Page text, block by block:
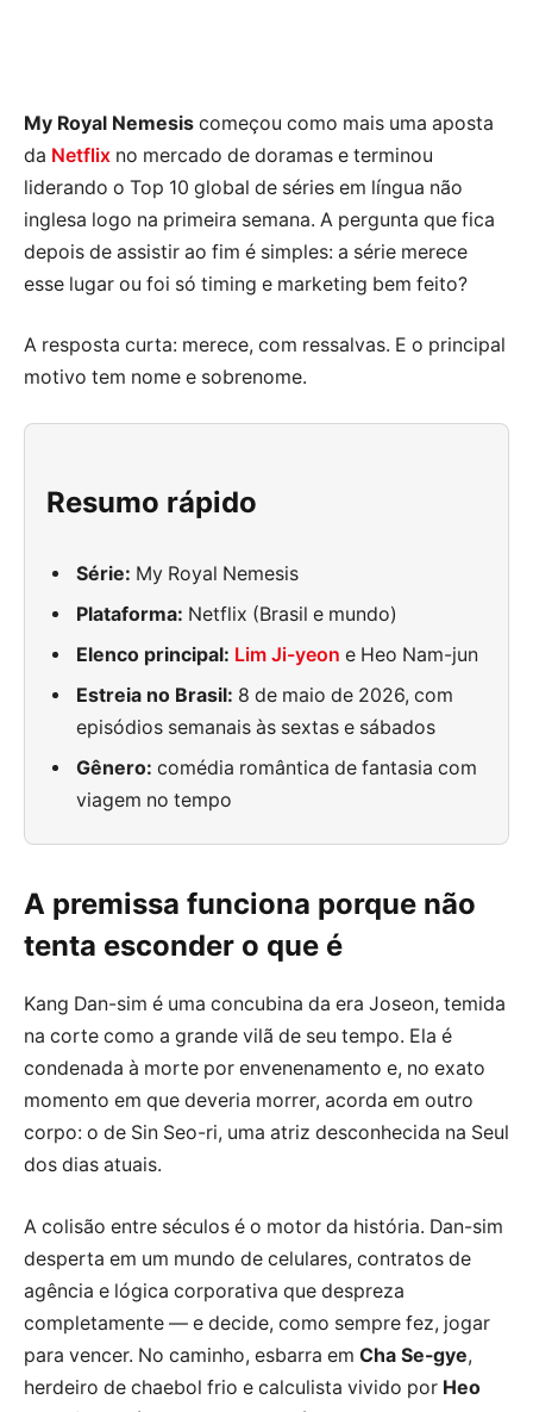
My Royal Nemesis começou como mais uma aposta
da Netflix no mercado de doramas e terminou
liderando o Top 10 global de séries em língua não
inglesa logo na primeira semana. A pergunta que fica
depois de assistir ao fim é simples: a série merece
esse lugar ou foi só timing e marketing bem feito?
A resposta curta: merece, com ressalvas. E o principal
motivo tem nome e sobrenome.
Resumo rápido
Série: My Royal Nemesis
Plataforma: Netflix (Brasil e mundo)
Elenco principal: Lim Ji-yeon e Heo Nam-jun
Estreia no Brasil: 8 de maio de 2026, com
episódios semanais às sextas e sábados
Gênero: comédia romântica de fantasia com
viagem no tempo
A premissa funciona porque não
tenta esconder o que é
Kang Dan-sim é uma concubina da era Joseon, temida
na corte como a grande vilã de seu tempo. Ela é
condenada à morte por envenenamento e, no exato
momento em que deveria morrer, acorda em outro
corpo: o de Sin Seo-ri, uma atriz desconhecida na Seul
dos dias atuais.
A colisão entre séculos é o motor da história. Dan-sim
desperta em um mundo de celulares, contratos de
agência e lógica corporativa que despreza
completamente — e decide, como sempre fez, jogar
para vencer. No caminho, esbarra em Cha Se-gye,
herdeiro de chaebol frio e calculista vivido por Heo